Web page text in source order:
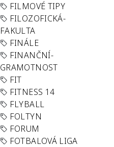
FILMOVÉ TIPY
FILOZOFICKÁ-
FAKULTA
FINÁLE
FINANČNÍ-
GRAMOTNOST
FIT
FITNESS 14
FLYBALL
FOLTYN
FORUM
FOTBALOVÁ LIGA